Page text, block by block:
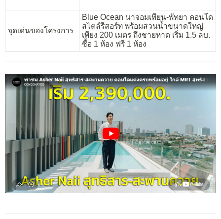
จุดเด่นของโครงการ
Blue Ocean นาจอมเทียน-พัทยา คอนโด
สไตล์รีสอร์ท พร้อมสวนน้ำขนาดใหญ่
เพียง 200 เมตร ถึงชายหาด เริ่ม 1.5 ลบ.
ซื้อ 1 ห้อง ฟรี 1 ห้อง